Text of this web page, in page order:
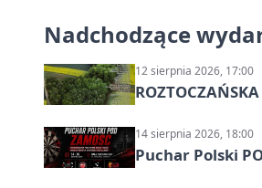
Nadchodzące
12 sierpnia 2026, 17:00
14 sierpnia 2026, 18:00
Puchar Polski